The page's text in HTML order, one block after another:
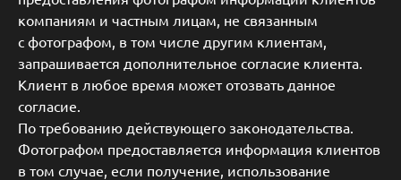
компаниям и частным лицам, не связанным
с фотографом, в том числе другим клиентам,
запрашивается дополнительное согласие клиента.
Клиент в любое время может отозвать данное
согласие.
По требованию действующего законодательства.
Фотографом предоставляется информация клиентов
в том случае, если получение, использование